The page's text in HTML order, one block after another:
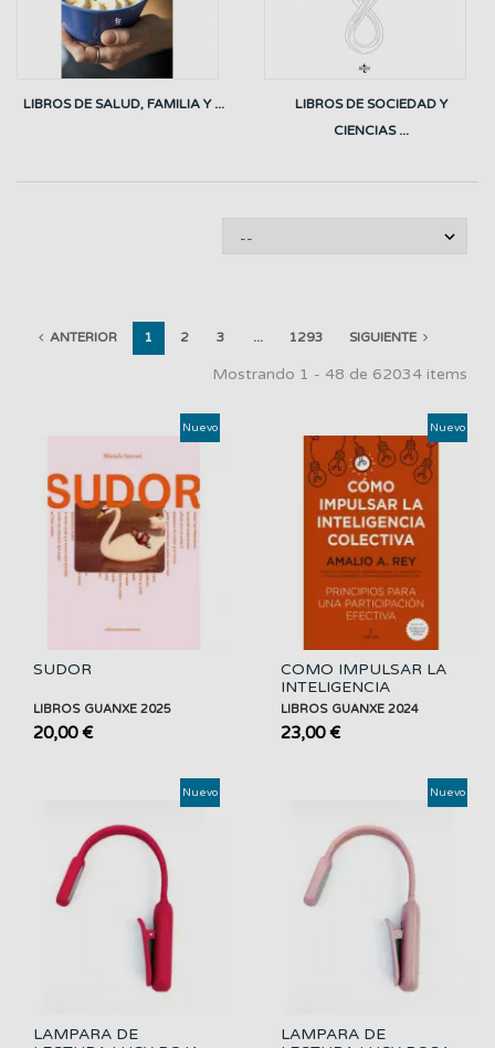
LIBROS DE SALUD, FAMILIA Y ...
LIBROS DE SOCIEDAD Y
CIENCIAS ...
ANTERIOR 1 2 3 ... 1293 SIGUIENTE
Mostrando 1 - 48 de 62034 items
SUDOR
LIBROS GUANXE 2025
20,00 €
Nuevo
COMO IMPULSAR LA
INTELIGENCIA
COLECTIVA
LIBROS GUANXE 2024
23,00 €
Nuevo
LAMPARA DE
Nuevo
LAMPARA DE
Nuevo